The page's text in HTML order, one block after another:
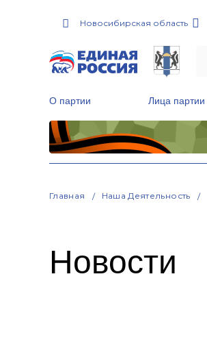
Новосибирская область
О партии Лица партии
Главная Наша Деятельность
Новости